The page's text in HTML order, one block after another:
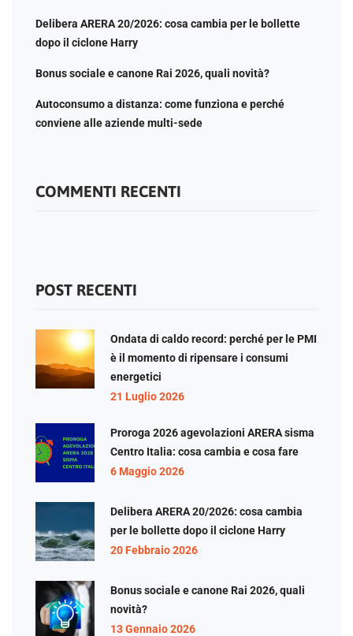
Delibera ARERA 20/2026: cosa cambia per le bollette
dopo il ciclone Harry
Bonus sociale e canone Rai 2026, quali novità?
Autoconsumo a distanza: come funziona e perché
conviene alle aziende multi-sede
COMMENTI RECENTI
POST RECENTI
Ondata di caldo record: perché per le PMI
è il momento di ripensare i consumi
energetici
21 Luglio 2026
Proroga 2026 agevolazioni ARERA sisma
Centro Italia: cosa cambia e cosa fare
6 Maggio 2026
Delibera ARERA 20/2026: cosa cambia
per le bollette dopo il ciclone Harry
20 Febbraio 2026
Bonus sociale e canone Rai 2026, quali
novità?
13 Gennaio 2026